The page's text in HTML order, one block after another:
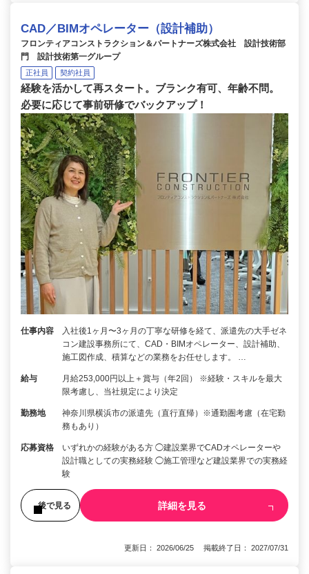
CAD／BIMオペレーター（設計補助）
フロンティアコンストラクション＆パートナーズ株式会社 設計技術部
門 設計技術第一グループ
正社員 契約社員
経験を活かして再スタート。ブランク有可、年齢不問。
必要に応じて事前研修でバックアップ！
仕事内容
入社後1ヶ月〜3ヶ月の丁寧な研修を経て、派遣先の大手ゼネ
コン建設事務所にて、CAD・BIMオペレーター、設計補助、
施工図作成、積算などの業務をお任せします。 …
給与
月給253,000円以上＋賞与（年2回） ※経験・スキルを最大
限考慮し、当社規定により決定
勤務地
神奈川県横浜市の派遣先（直行直帰）※通勤圏考慮（在宅勤
務もあり）
応募資格
いずれかの経験がある方 ◯建設業界でCADオペレーターや
設計職としての実務経験 ◯施工管理など建設業界での実務経
験
後で見る 詳細を見る
更新日： 2026/06/25 掲載終了日： 2027/07/31